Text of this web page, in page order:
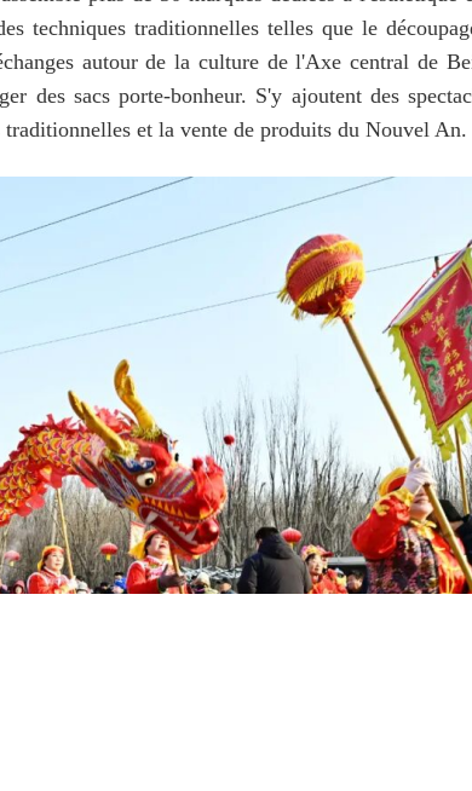
techniques traditionnelles telles que le
autour de la culture de l'Axe central de
des sacs porte-bonheur. S'y ajoutent des
et la vente de produits du Nouvel An.